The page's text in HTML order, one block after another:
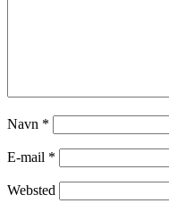
Navn *
E-mail *
Websted